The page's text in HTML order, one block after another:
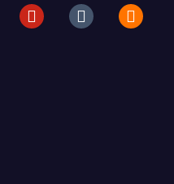
pinteresttumblr blogger